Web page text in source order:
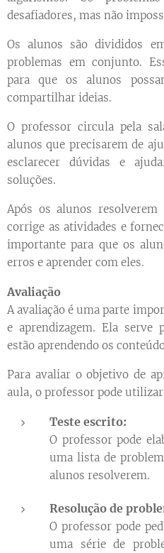
desafiadores, mas não
Os alunos são divididos
problemas em conjunto.
para que os alunos
compartilhar ideias.
O professor circula pela
alunos que precisarem de
esclarecer dúvidas e
soluções.
Após os alunos
corrige as atividades e
importante para que os
erros e aprender com eles.
Avaliação
A avaliação é uma parte
e aprendizagem. Ela serve
estão aprendendo os
Para avaliar o objetivo de
aula, o professor pode
Teste escrito:
O professor pode
uma lista de
alunos resolverem.
Resolução de
O professor pode
uma série de